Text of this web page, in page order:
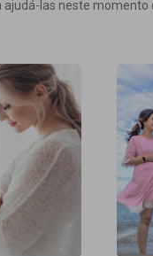
ajudá-las neste momento